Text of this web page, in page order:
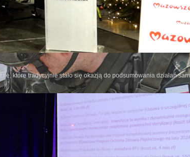
które tradycyjnie stało się okazją do podsumowania działań